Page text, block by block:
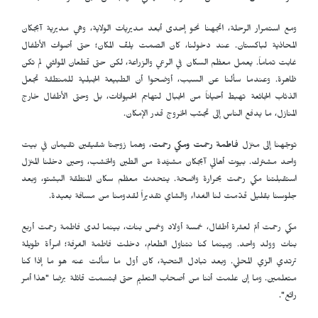
ومع استمرار الرحلة، اتجهنا نحو إحدى أبعد مديريات الولاية، وهي مديرية آبجكان
المحاذية لباكستان. عند دخولنا، كان الصمت يلفّ المكان؛ حتى أصوات الأطفال
غابت تماماً. يعمل معظم السكان في الرعي والزراعة، لكن حتى قطعان المواشي لم تكن
ظاهرة. وعندما سألنا عن السبب، أوضحوا أن الطبيعة الجبلية للمنطقة تجعل
الذئاب الجائعة تهبط أحياناً من الجبال لتهاجم الحيوانات، بل وحتى الأطفال خارج
المنازل، ما يدفع الناس إلى تجنّب الخروج قدر الإمكان.
توجّهنا إلى منزل فاطمة رحمت ومكي رحمت، وهما زوجتا شقيقين تقيمان في بيت
واحد مشترك. بيوت أهالي آبجكان مشيَّدة من الطين والخشب، وحين دخلنا المنزل
استقبلتنا مكي رحمت بحرارة واضحة. يتحدث معظم سكان المنطقة البشتو، وبعد
جلوسنا بقليل قدّمت لنا الغداء والشاي تقديراً لقدومنا من مسافة بعيدة.
مكي رحمت أمّ لعشرة أطفال، خمسة أولاد وخمس بنات، بينما لدى فاطمة رحمت أربع
بنات وولد واحد. وبينما كنا نتناول الطعام، دخلت فاطمة الغرفة؛ امرأة طويلة
ترتدي الزي المحلي. وبعد تبادل التحية، كان أول ما سألت عنه هو ما إذا كنا
متعلمين. وما إن علمت أننا من أصحاب التعليم حتى ابتسمت قائلة برضا "هذا أمر
رائع".